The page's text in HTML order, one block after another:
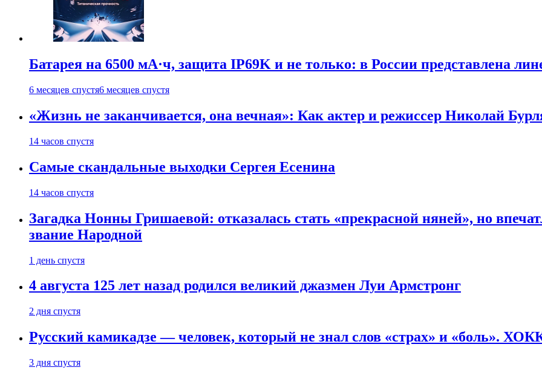
Батарея на 6500 мА·ч, защита IP69K и не только: в России представлена
6 месяцев спустя6 месяцев спустя
«Жизнь не заканчивается, она вечная»: Как актер и режиссер Николай
14 часов спустя
Самые скандальные выходки Сергея Есенина
14 часов спустя
Загадка Нонны Гришаевой: отказалась стать «прекрасной няней», но
звание Народной
1 день спустя
4 августа 125 лет назад родился великий джазмен Луи Армстронг
2 дня спустя
Русский камикадзе — человек, который не знал слов «страх» и «боль».
3 дня спустя